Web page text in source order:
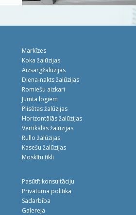
Markīzes
Koka žalūzijas
Aizsargžalūzijas
Diena-nakts žalūzijas
Romiešu aizkari
Jumta logiem
Plisētas žalūzijas
Horizontālās žalūzijas
Vertikālās žalūzijas
Rullo žalūzijas
Kasešu žalūzijas
Moskītu tīkli
Pasūtīt konsultāciju
Privātuma politika
Sadarbība
Galereja